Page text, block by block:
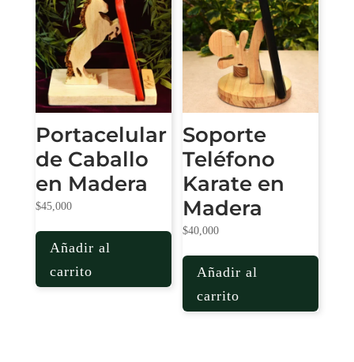
Portacelular
de Caballo
en Madera
$45,000
Añadir al
carrito
Soporte
Teléfono
Karate en
Madera
$40,000
Añadir al
carrito